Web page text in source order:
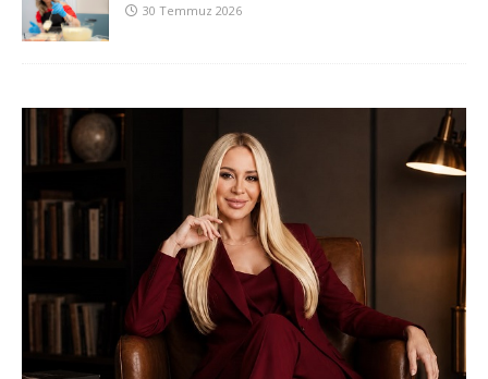
30 Temmuz 2026